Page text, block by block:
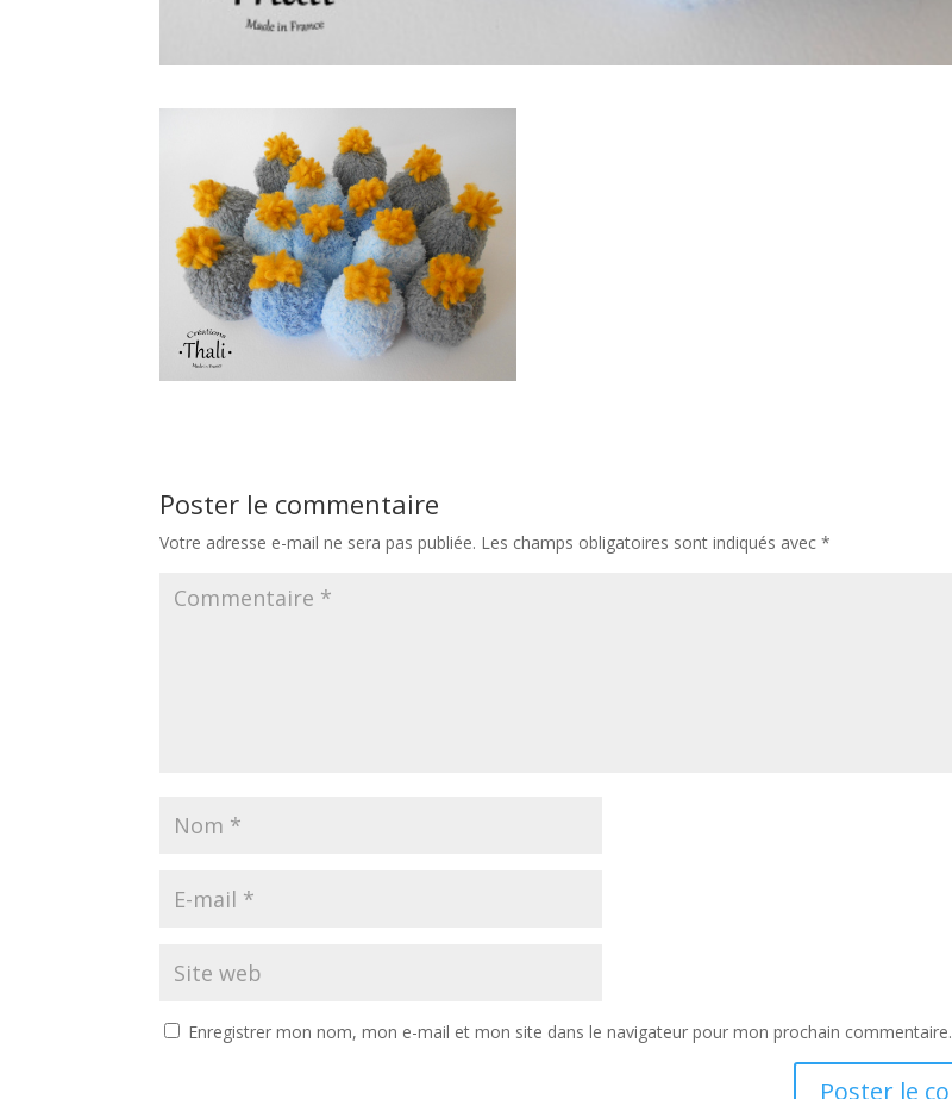
Poster le commentaire
Votre adresse e-mail ne sera pas publiée. Les champs obligatoires sont indiqués avec*
Enregistrer mon nom, mon e-mail et mon site dans le navigateur pour mon prochain commentaire.